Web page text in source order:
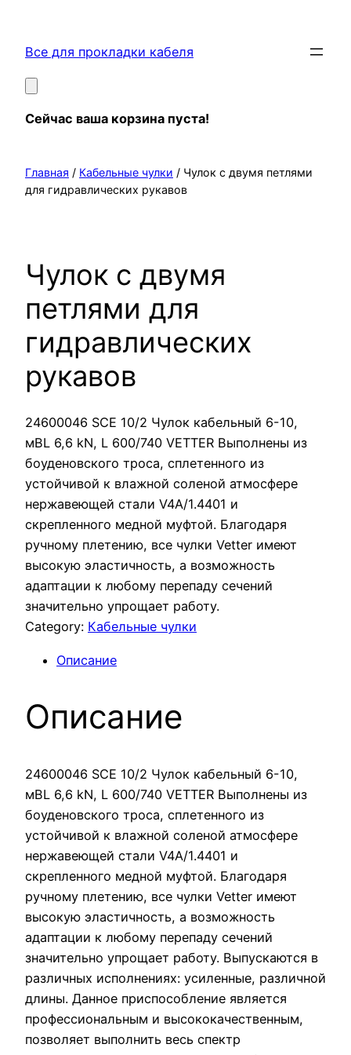
содержимому
Все для прокладки кабеля
Сейчас ваша корзина пуста!
Главная / Кабельные чулки / Чулок с двумя петлями
для гидравлических рукавов
Чулок с двумя
петлями для
гидравлических
рукавов
24600046 SCE 10/2 Чулок кабельный 6-10,
мBL 6,6 kN, L 600/740 VETTER Выполнены из
боуденовского троса, сплетенного из
устойчивой к влажной соленой атмосфере
нержавеющей стали V4A/1.4401 и
скрепленного медной муфтой. Благодаря
ручному плетению, все чулки Vetter имеют
высокую эластичность, а возможность
адаптации к любому перепаду сечений
значительно упрощает работу.
Category: Кабельные чулки
Описание
Описание
24600046 SCE 10/2 Чулок кабельный 6-10,
мBL 6,6 kN, L 600/740 VETTER Выполнены из
боуденовского троса, сплетенного из
устойчивой к влажной соленой атмосфере
нержавеющей стали V4A/1.4401 и
скрепленного медной муфтой. Благодаря
ручному плетению, все чулки Vetter имеют
высокую эластичность, а возможность
адаптации к любому перепаду сечений
значительно упрощает работу. Выпускаются в
различных исполнениях: усиленные, различной
длины. Данное приспособление является
профессиональным и высококачественным,
позволяет выполнить весь спектр